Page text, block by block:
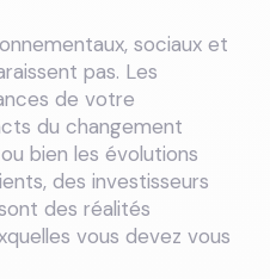
sociaux et
pas. Les
de votre
du changement
bien les évolutions
des investisseurs
des réalités
vous devez vous